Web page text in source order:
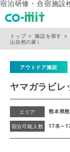
宿泊研修・合宿施設
トップ 施設を探す
山自然の家）
アウトドア施設
ヤマガラビレ
エリア 熊本県
宿泊可能人数 17名～